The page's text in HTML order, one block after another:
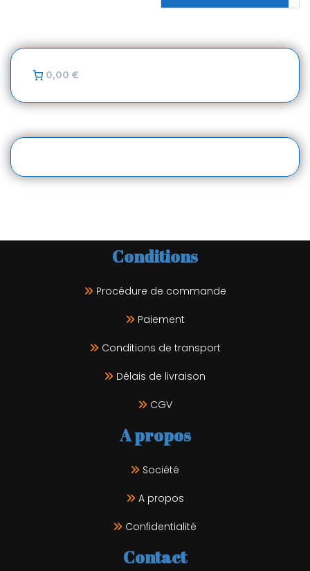
0,00 €
Conditions
Procédure de commande
Paiement
Conditions de transport
Délais de livraison
CGV
A propos
Société
A propos
Confidentialité
Contact